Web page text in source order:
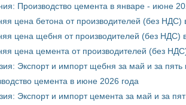
Производство цемента в январе - июне
цена бетона от производителей (без НДС)
цена щебня от производителей (без НДС)
цена цемента от производителей (без
Экспорт и импорт щебня за май и за
цемента в июне 2026 года
Экспорт и импорт цемента за май и за